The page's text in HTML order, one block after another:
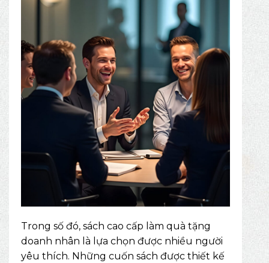
Trong số đó, sách cao cấp làm quà tặng
doanh nhân là lựa chọn được nhiều người
yêu thích. Những cuốn sách được thiết kế